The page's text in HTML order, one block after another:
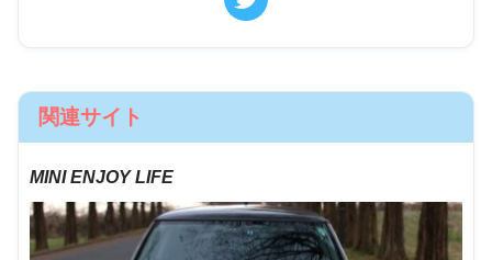
関連サイト
MINI ENJOY LIFE